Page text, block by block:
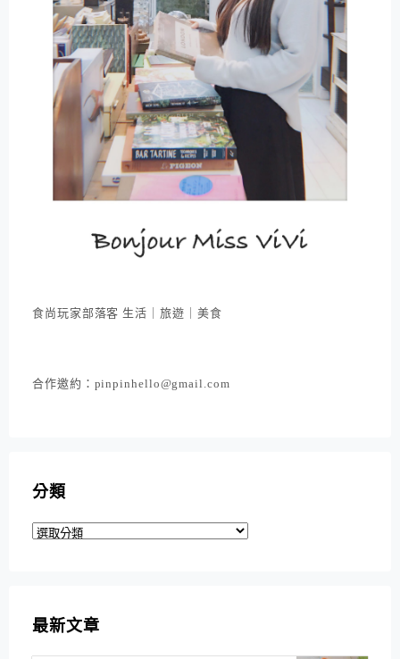
食尚玩家部落客 生活｜旅遊｜美食
合作邀約：pinpinhello@gmail.com
分類
分
最新文章